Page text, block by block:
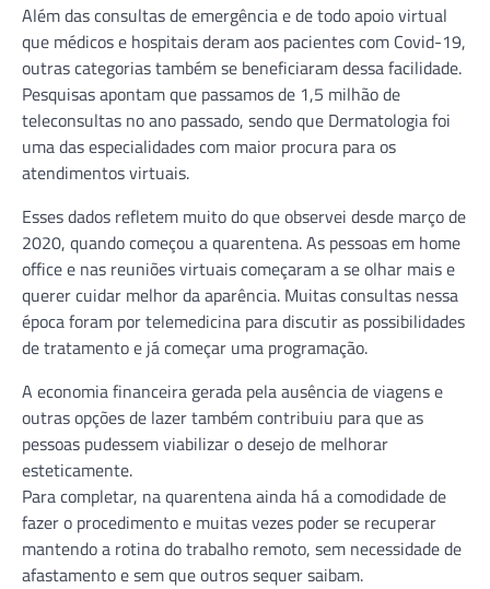
Além das consultas de emergência e de todo apoio virtual
que médicos e hospitais deram aos pacientes com Covid-19,
outras categorias também se beneficiaram dessa facilidade.
Pesquisas apontam que passamos de 1,5 milhão de
teleconsultas no ano passado, sendo que Dermatologia foi
uma das especialidades com maior procura para os
atendimentos virtuais.
Esses dados refletem muito do que observei desde março de
2020, quando começou a quarentena. As pessoas em home
office e nas reuniões virtuais começaram a se olhar mais e
querer cuidar melhor da aparência. Muitas consultas nessa
época foram por telemedicina para discutir as possibilidades
de tratamento e já começar uma programação.
A economia financeira gerada pela ausência de viagens e
outras opções de lazer também contribuiu para que as
pessoas pudessem viabilizar o desejo de melhorar
esteticamente.
Para completar, na quarentena ainda há a comodidade de
fazer o procedimento e muitas vezes poder se recuperar
mantendo a rotina do trabalho remoto, sem necessidade de
afastamento e sem que outros sequer saibam.